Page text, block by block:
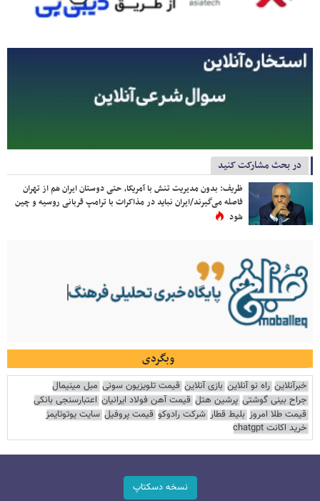
در بحث مشارکت کنید
ظریف: بدون مدیریت تنش با آمریکا، حتی دوستان ایران هم از تهران
فاصله می‌گیرند/ایران نباید در مذاکرات با ترامپ قربانی روسیه و چین
شود
وبگردی
خبرآنلاین راه نو آنلاین بازی آنلاین قیمت تلویزیون سونی مبل مینیمال
جراح بینی گوشتی پرشین هتل قیمت آهن فولاد ایرانیان اعتبارسنجی بانکی
قیمت طلا امروز بلیط قطار شرکت رادوکو قیمت پروفیل سایت یوتوتایمز
خرید اکانت chatgpt
نسخه دسکتاپ